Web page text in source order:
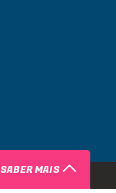
SABER MAIS